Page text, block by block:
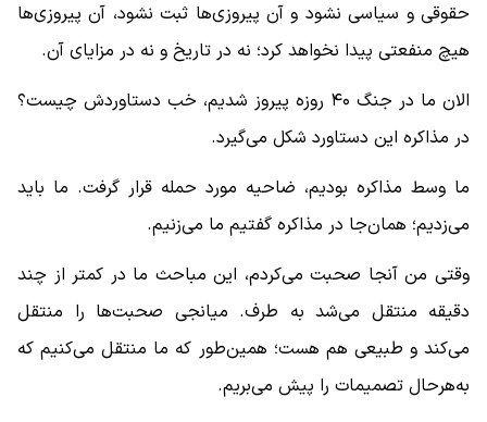
حقوقی و سیاسی نشود و آن پیروزی‌ها ثبت نشود، آن پیروزی‌ها
هیچ منفعتی پیدا نخواهد کرد؛ نه در تاریخ و نه در مزایای آن.
الان ما در جنگ ۴۰ روزه پیروز شدیم، خب دستاوردش چیست؟
در مذاکره این دستاورد شکل می‌گیرد.
ما وسط مذاکره بودیم، ضاحیه مورد حمله قرار گرفت. ما باید
می‌زدیم؛ همان‌جا در مذاکره گفتیم ما می‌زنیم.
وقتی من آنجا صحبت می‌کردم، این مباحث ما در کمتر از چند
دقیقه منتقل می‌شد به طرف. میانجی صحبت‌ها را منتقل
می‌کند و طبیعی هم هست؛ همین‌طور که ما منتقل می‌کنیم که
به‌هرحال تصمیمات را پیش می‌بریم.